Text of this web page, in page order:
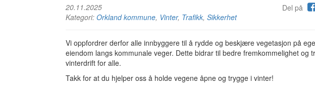
Del på
20.11.2025
Kategori: Orkland kommune, Vinter, Trafikk, Sikkerhet
Vi oppfordrer derfor alle innbyggere til å rydde og beskjære vegetasjon på
eiendom langs kommunale veger. Dette bidrar til bedre fremkommelighet og
vinterdrift for alle.
Takk for at du hjelper oss å holde vegene åpne og trygge i vinter!